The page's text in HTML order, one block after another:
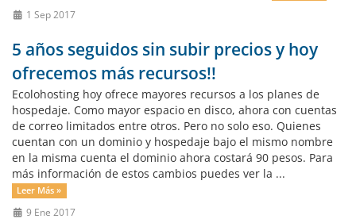
1 Sep 2017
5 años seguidos sin subir precios y hoy
ofrecemos más recursos!!
Ecolohosting hoy ofrece mayores recursos a los planes de
hospedaje. Como mayor espacio en disco, ahora con cuentas
de correo limitados entre otros. Pero no solo eso. Quienes
cuentan con un dominio y hospedaje bajo el mismo nombre
en la misma cuenta el dominio ahora costará 90 pesos. Para
más información de estos cambios puedes ver la ...
Leer Más »
9 Ene 2017